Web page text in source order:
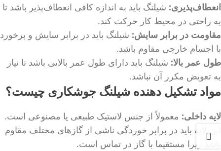
انعطاف‌پذیری: شیلنگ باید به اندازه کافی انعطاف‌پذیر باشد تا
به راحتی در محیط کار حرکت کند.
مقاومت در برابر سایش: شیلنگ باید در برابر سایش و برخورد
با اجسام خارجی مقاوم باشد.
طول عمر بالا: شیلنگ باید دارای طول عمر بالایی باشد تا نیاز
به تعویض مکرر آن نباشد.
مواد تشکیل دهنده شیلنگ جوشکاری چیست؟
لایه داخلی: معمولاً از جنس لاستیک طبیعی یا مصنوعی است.
این لایه باید در برابر خوردگی ناشی از گازهای مختلف مقاوم
باشد زیرا مستقیما با گاز در تماس است.